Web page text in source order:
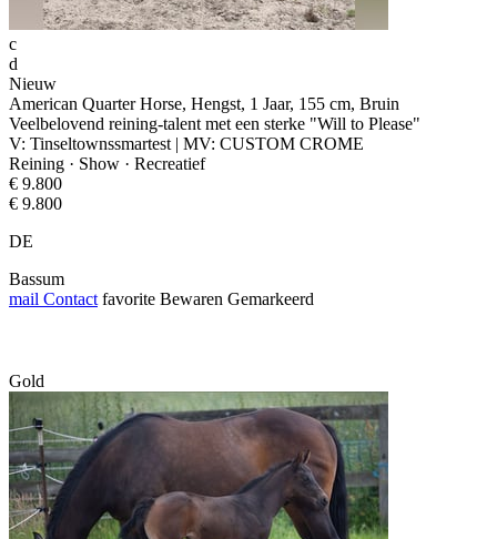
c
d
Nieuw
American Quarter Horse, Hengst, 1 Jaar, 155 cm, Bruin
Veelbelovend reining-talent met een sterke "Will to Please"
V: Tinseltownssmartest | MV: CUSTOM CROME
Reining · Show · Recreatief
€ 9.800
€ 9.800
DE
Bassum
mail Contact favorite Bewaren Gemarkeerd
Gold